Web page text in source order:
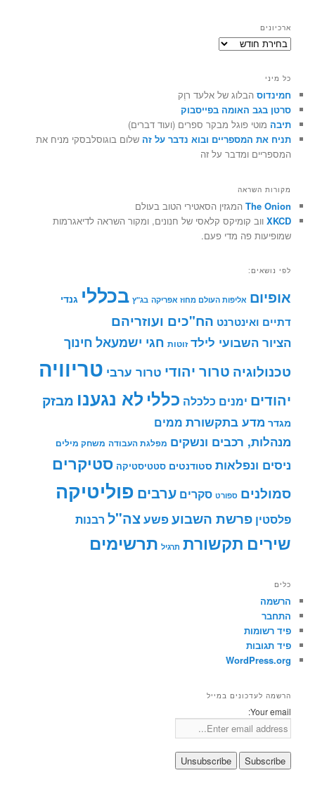
ארכיונים
ארכיונים
כל מיני
חמינדוס הבלוג של אלעד רוֶק
סרטן בגב האומה בפייסבוק
תיבה מוטי פוגל מבקר ספרים (ועוד דברים)
תניח את המספריים ובוא נדבר על זה שלום בוגוסלבסקי מניח את
המספריים ומדבר על זה
מקורות השראה
The Onion המגזין הסאטירי הטוב בעולם
XKCD ווב קומיקס קלאסי של חנונים, ומקור השראה לדיאגרמות
שמופיעות פה מדי פעם.
לפי נושאים:
אופיום אליפות העולם מחוז אפריקה בג"ץ בכללי גנדי
דתיים ואינטרנט הח"כים ועוזריהם
הציור השבועי לילד זוטות חגי ישמעאל חינוך
טכנולוגיה טרור יהודי טרור ערבי טריוויה
יהודים ימנים כלכלה כללי לא נגענו מבזק
מגדר מדע בתקשורת ממים
מנהלות, רכבים ונשקים מפלגת העבודה משחק מילים
ניסים ונפלאות סטודנטים סטטיסטיקה סטיקרים
סמולנים ספורט סקרים ערבים פוליטיקה
פלסטין פרשת השבועפשעצה"ל רבנות
שירים תקשורת תרגיל תרשימים
כלים
הרשמה
התחבר
פיד רשומות
פיד תגובות
WordPress.org
הרשמה לעדכונים במייל
Your email: